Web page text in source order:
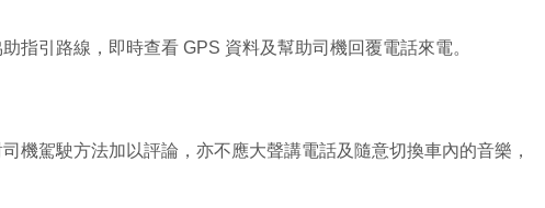
指引路線，即時查看 GPS 資料及幫助司機回覆電話來電。
機駕駛方法加以評論，亦不應大聲講電話及隨意切換車內的音樂，